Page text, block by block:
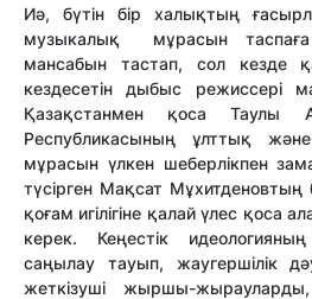
Иә, бүтін бір халықтың
музыкалық мұрасын таспаға
мансабын тастап, сол кезде
кездесетін дыбыс режиссері
Қазақстанмен қоса Таулы
Республикасының ұлттық
мұрасын үлкен шеберлікпен
түсірген Мақсат Мұхитденовтың
қоғам игілігіне қалай үлес қоса
керек. Кеңестік
саңылау тауып, жаугершілік
жеткізуші жыршы-